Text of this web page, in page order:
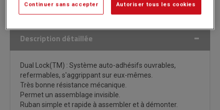
Description détaillée
Dual Lock(TM) : Système auto-adhésifs ouvrables,
refermables, s'aggrippant sur eux-mêmes.
Très bonne résistance mécanique.
Permet un assemblage invisible.
Ruban simple et rapide à assembler et à démonter.
Continuer sans accepter Autoriser tous les cookies